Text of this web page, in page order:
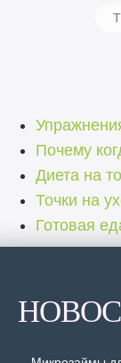
Почему
Диета на
Точки на
Готовая